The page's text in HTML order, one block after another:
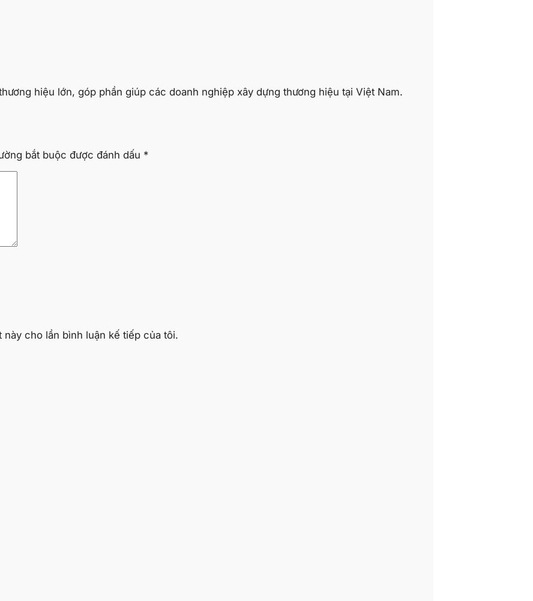
hiệu lớn, góp phần giúp các doanh nghiệp xây dựng thương hiệu tại Việt Nam.
bắt buộc được đánh dấu *
cho lần bình luận kế tiếp của tôi.